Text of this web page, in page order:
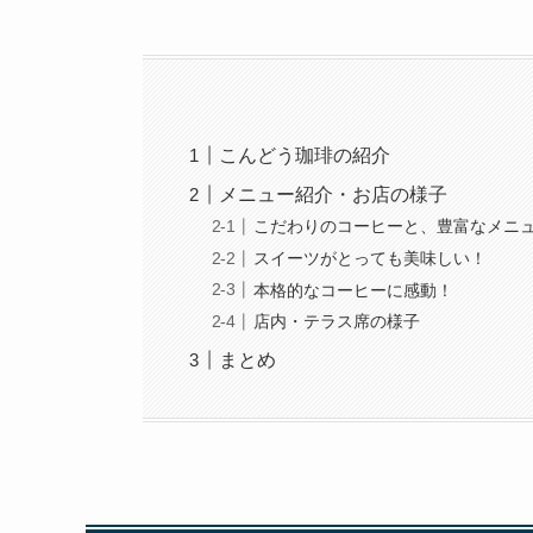
こんどう珈琲の紹介
メニュー紹介・お店の様子
こだわりのコーヒーと、豊富なメニ
スイーツがとっても美味しい！
本格的なコーヒーに感動！
店内・テラス席の様子
まとめ